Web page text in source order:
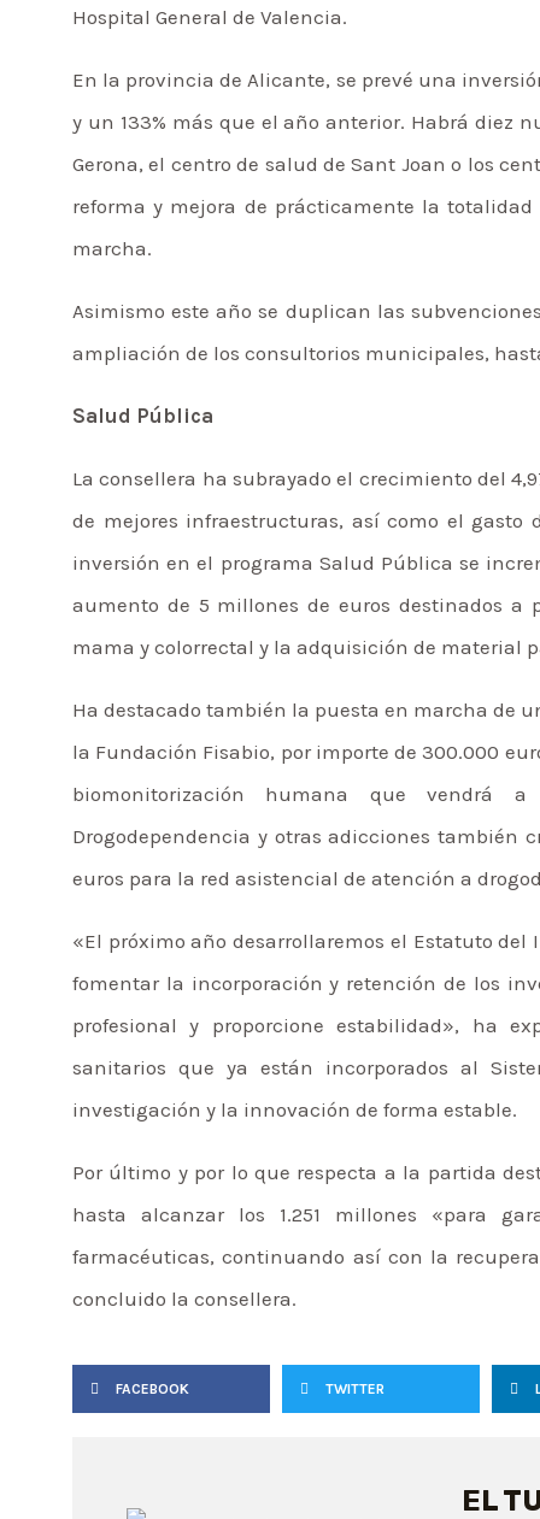
Hospital General de Valencia.
En la provincia de Alicante, se prevé una
y un 133% más que el año anterior. Habrá diez
Gerona, el centro de salud de Sant Joan o los
reforma y mejora de prácticamente la
marcha.
Asimismo este año se duplican las
ampliación de los consultorios municipales,
Salud Pública
La consellera ha subrayado el crecimiento del
de mejores infraestructuras, así como el gasto
inversión en el programa Salud Pública se
aumento de 5 millones de euros destinados a
mama y colorrectal y la adquisición de material
Ha destacado también la puesta en marcha de
la Fundación Fisabio, por importe de 300.000
biomonitorización humana que vendrá
Drogodependencia y otras adicciones también
euros para la red asistencial de atención a
«El próximo año desarrollaremos el Estatuto
fomentar la incorporación y retención de los
profesional y proporcione estabilidad», ha
sanitarios que ya están incorporados al
investigación y la innovación de forma estable.
Por último y por lo que respecta a la partida
hasta alcanzar los 1.251 millones «para
farmacéuticas, continuando así con la
concluido la consellera.
FACEBOOK TWITTER
EL